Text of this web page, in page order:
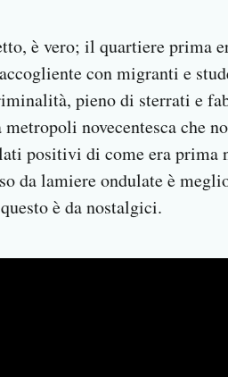
è vero; il quartiere prima
con migranti e
pieno di sterrati e
novecentesca che
positivi di come era prima
da lamiere ondulate è
è da nostalgici.